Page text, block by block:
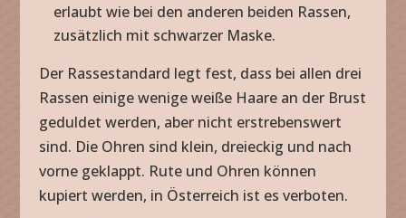
erlaubt wie bei den anderen beiden Rassen,
zusätzlich mit schwarzer Maske.
Der Rassestandard legt fest, dass bei allen drei
Rassen einige wenige weiße Haare an der Brust
geduldet werden, aber nicht erstrebenswert
sind. Die Ohren sind klein, dreieckig und nach
vorne geklappt. Rute und Ohren können
kupiert werden, in Österreich ist es verboten.